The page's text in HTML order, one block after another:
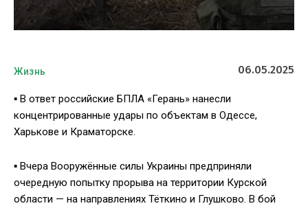
Жизнь 06.05.2025
▪️ В ответ российские БПЛА «Герань» нанесли
концентрированные удары по объектам в Одессе,
Харькове и Краматорске.
▪️ Вчера Вооружённые силы Украины предприняли
очередную попытку прорыва на территории Курской
области — на направлениях Тёткино и Глушково. В бой